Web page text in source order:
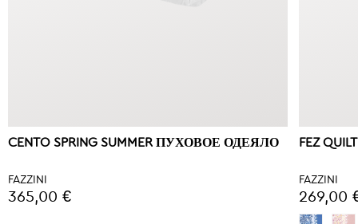
CENTO SPRING SUMMER ПУХОВОЕ ОДЕЯЛО
FAZZINI
365,00 €
FEZ QUILT
FAZZINI
269,00